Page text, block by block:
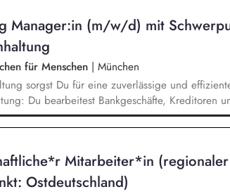
Manager:in (m/w/d) mit
für Menschen | München
sorgst Du für eine zuverlässige und
Du bearbeitest Bankgeschäfte, Kreditoren
ab und unterstützt bei Lohn- und
Zudem übernimmst Du eigenständig
und bringst Dich in
Mitarbeiter*in (regionaler
Ostdeutschland)